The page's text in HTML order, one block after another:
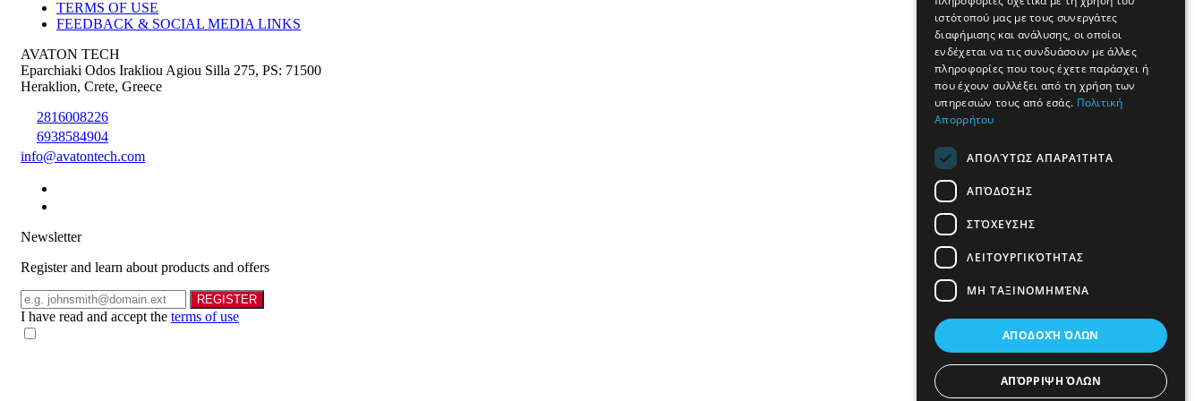
TERMS OF USE
FEEDBACK & SOCIAL MEDIA LINKS
AVATON TECH
Eparchiaki Odos Irakliou Agiou Silla 275, PS: 71500
Heraklion, Crete, Greece
2816008226
6938584904
info@avatontech.com
Newsletter
Register and learn about products and offers
Email
REGISTER
I have read and accept the terms of use
ιστότοπού μας με τους συνεργάτες
διαφήμισης και ανάλυσης, οι οποίοι
ενδέχεται να τις συνδυάσουν με άλλες
πληροφορίες που τους έχετε παράσχει ή
που έχουν συλλέξει από τη χρήση των
υπηρεσιών τους από εσάς. Πολιτική
Απορρήτου
ΑΠΟΛΎΤΩΣ ΑΠΑΡΑΊΤΗΤΑ
ΑΠΌΔΟΣΗΣ
ΣΤΌΧΕΥΣΗΣ
ΛΕΙΤΟΥΡΓΙΚΌΤΗΤΑΣ
ΜΗ ΤΑΞΙΝΟΜΗΜΈΝΑ
ΑΠΟΔΟΧΉ ΌΛΩΝ
ΑΠΌΡΡΙΨΗ ΌΛΩΝ